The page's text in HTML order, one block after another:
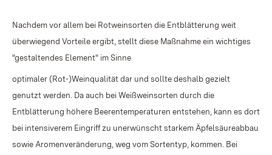
Nachdem vor allem bei Rotweinsorten die Entblätterung weit
überwiegend Vorteile ergibt, stellt diese Maßnahme ein wichtiges
"gestaltendes Element" im Sinne
optimaler (Rot-)Weinqualität dar und sollte deshalb gezielt
genutzt werden. Da auch bei Weißweinsorten durch die
Entblätterung höhere Beerentemperaturen entstehen, kann es dort
bei intensiverem Eingriff zu unerwünscht starkem Äpfelsäureabbau
sowie Aromenveränderung, weg vom Sortentyp, kommen. Bei